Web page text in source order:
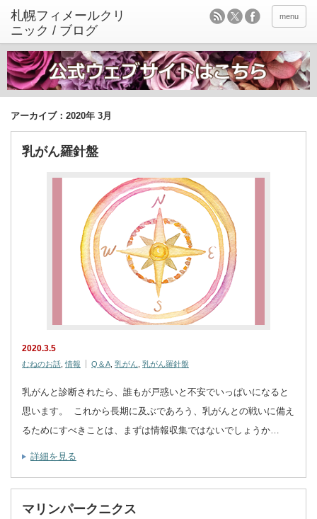
menu
アーカイブ：2020年 3月
乳がん羅針盤
2020.3.5
むねのお話 ,情報 Q＆A 乳がん 乳がん羅針盤
乳がんと診断されたら、誰もが戸惑いと不安でいっぱいになると
思います。 これから長期に及ぶであろう、乳がんとの戦いに備え
るためにすべきことは、まずは情報収集ではないでしょうか…
詳細を見る
マリンパークニクス